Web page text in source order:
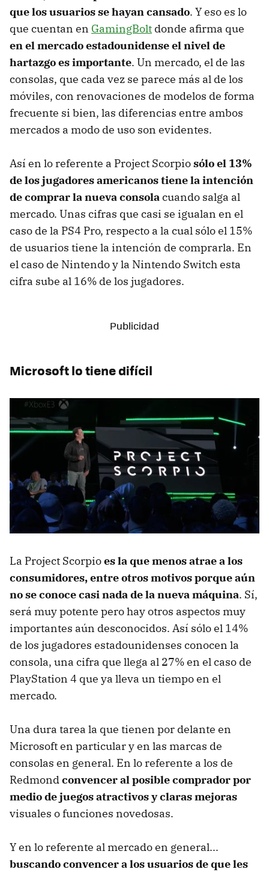
que los usuarios se hayan cansado. Y eso es lo
que cuentan en GamingBolt donde afirma que
en el mercado estadounidense el nivel de
hartazgo es importante. Un mercado, el de las
consolas, que cada vez se parece más al de los
móviles, con renovaciones de modelos de forma
frecuente si bien, las diferencias entre ambos
mercados a modo de uso son evidentes.
Así en lo referente a Project Scorpiosólo el 13%
de los jugadores americanos tiene la intención
de comprar la nueva consolacuando salga al
mercado. Unas cifras que casi se igualan en el
caso de la PS4 Pro, respecto a la cual sólo el 15%
de usuarios tiene la intención de comprarla. En
el caso de Nintendo y la Nintendo Switch esta
cifra sube al 16% de los jugadores.
Microsoft lo tiene difícil
La Project Scorpioes la que menos atrae a los
consumidores, entre otros motivos porque aún
no se conoce casi nada de la nueva máquina. Sí,
será muy potente pero hay otros aspectos muy
importantes aún desconocidos. Así sólo el 14%
de los jugadores estadounidenses conocen la
consola, una cifra que llega al 27% en el caso de
PlayStation 4 que ya lleva un tiempo en el
mercado.
Una dura tarea la que tienen por delante en
Microsoft en particular y en las marcas de
consolas en general. En lo referente a los de
Redmondconvencer al posible comprador por
medio de juegos atractivos y claras mejoras
visuales o funciones novedosas.
Y en lo referente al mercado en general...
buscando convencer a los usuarios de que les